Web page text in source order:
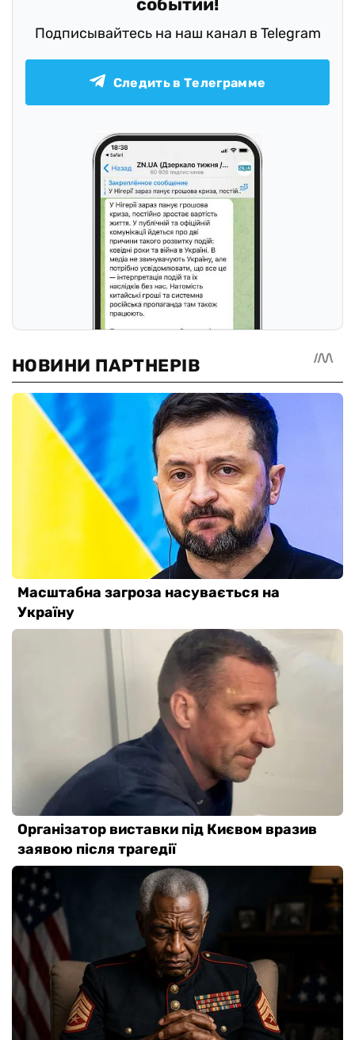
событий!
Подписывайтесь на наш канал в Telegram
Следить в Телеграмме